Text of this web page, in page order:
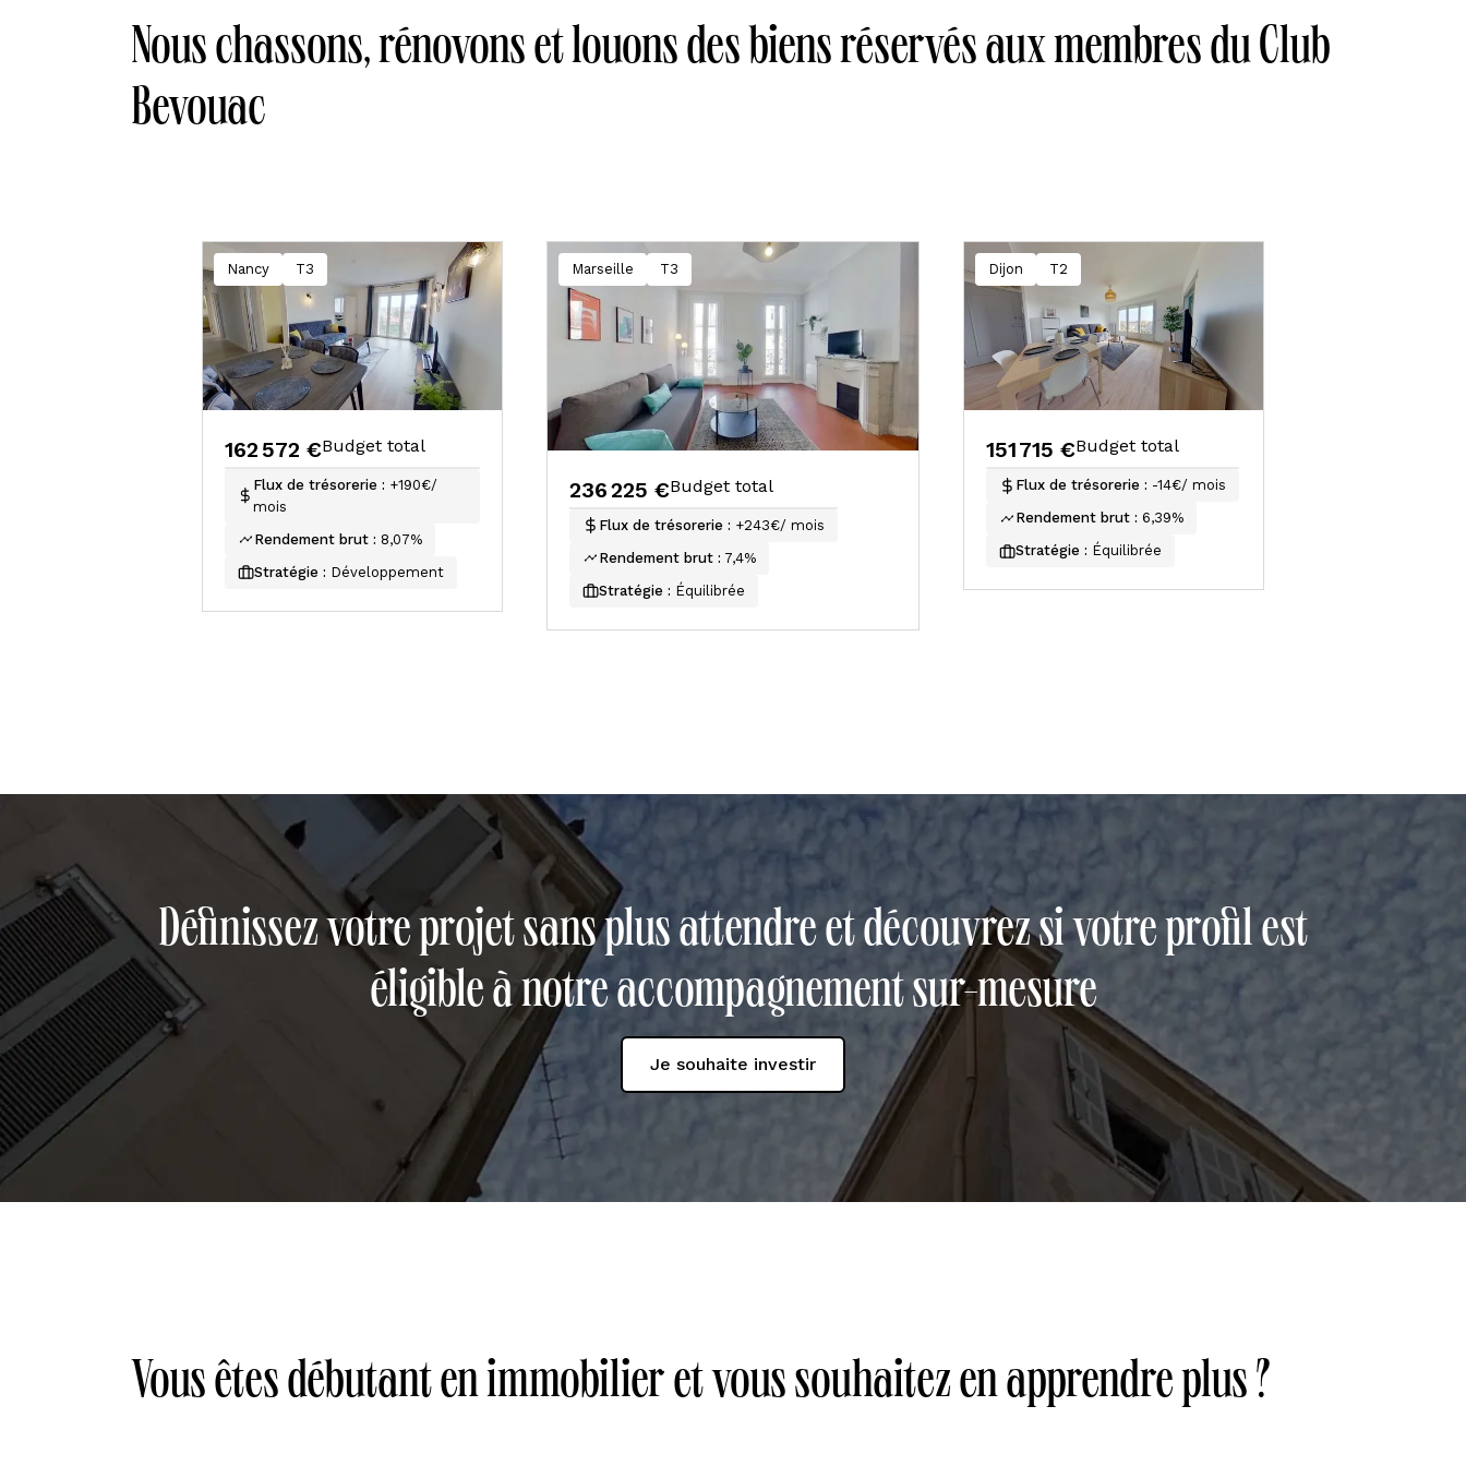
Nous chassons, rénovons et louons des biens réservés aux membres du Club
Bevouac
Nancy T3
162 572 €Budget total
Flux de trésorerie : +190€/
mois
Rendement brut : 8,07%
Stratégie : Développement
Marseille T3
236 225 €Budget total
Flux de trésorerie : +243€/ mois
Rendement brut : 7,4%
Stratégie : Équilibrée
Dijon T2
151 715 €Budget total
Flux de trésorerie : -14€/ mois
Rendement brut : 6,39%
Stratégie : Équilibrée
Définissez votre projet sans plus attendre et découvrez si votre profil est
éligible à notre accompagnement sur-mesure
Je souhaite investir
Vous êtes débutant en immobilier et vous souhaitez en apprendre plus ?